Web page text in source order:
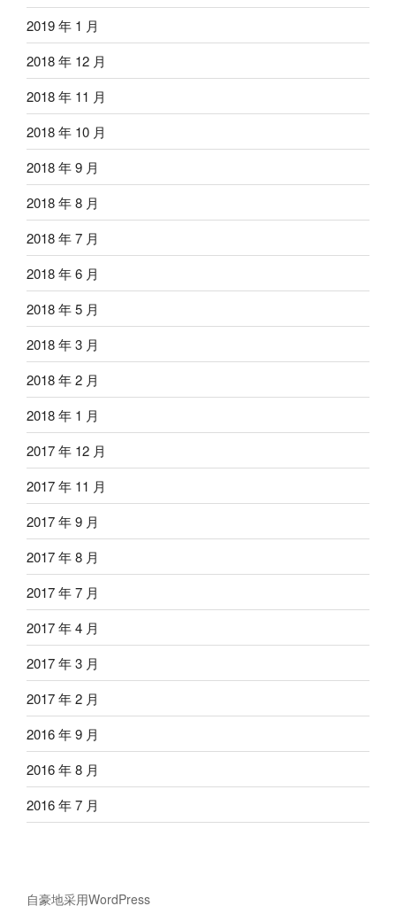
2019 年 1 月
2018 年 12 月
2018 年 11 月
2018 年 10 月
2018 年 9 月
2018 年 8 月
2018 年 7 月
2018 年 6 月
2018 年 5 月
2018 年 3 月
2018 年 2 月
2018 年 1 月
2017 年 12 月
2017 年 11 月
2017 年 9 月
2017 年 8 月
2017 年 7 月
2017 年 4 月
2017 年 3 月
2017 年 2 月
2016 年 9 月
2016 年 8 月
2016 年 7 月
自豪地采用WordPress